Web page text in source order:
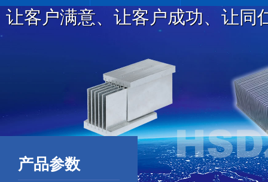
让客户满意、让客户成功、让同
产品参数